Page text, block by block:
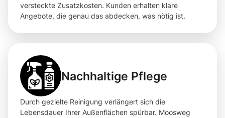
versteckte Zusatzkosten. Kunden erhalten klare
Angebote, die genau das abdecken, was nötig ist.
Nachhaltige Pflege
Durch gezielte Reinigung verlängert sich die
Lebensdauer Ihrer Außenflächen spürbar. Moosweg